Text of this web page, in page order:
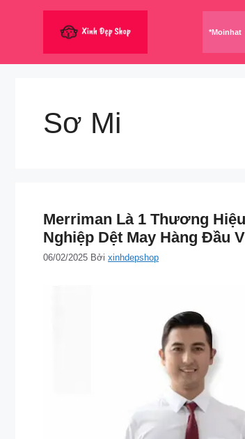
*Moinhat
Sơ Mi
Merriman Là 1 Thương
Nghiệp Dệt May Hàng Đầu
06/02/2025 Bởi xinhdepshop